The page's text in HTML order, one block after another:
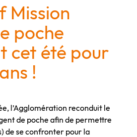
Mission
poche
cet été pour
!
l’Agglomération reconduit le
de poche afin de permettre
de se confronter pour la